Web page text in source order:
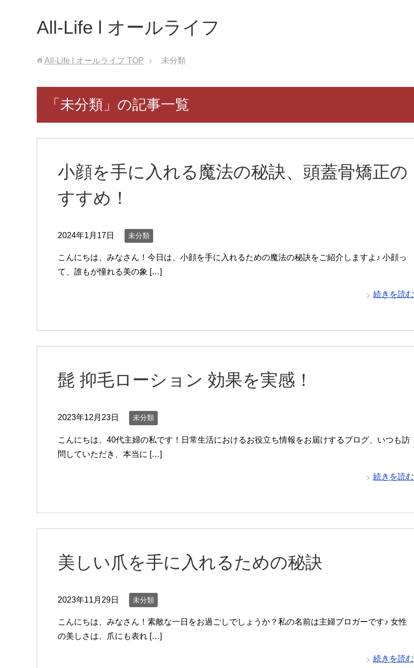
All-Life l オールライフ
All-Life l オールライフ TOP 未分類
「未分類」の記事一覧
小顔を手に入れる魔法の秘訣、頭蓋骨矯正の
すすめ！
2024年1月17日 未分類
こんにちは、みなさん！今日は、小顔を手に入れるための魔法の秘訣をご紹介しますよ♪ 小顔っ
て、誰もが憧れる美の象 […]
続きを読む
髭 抑毛ローション 効果を実感！
2023年12月23日 未分類
こんにちは、40代主婦の私です！日常生活におけるお役立ち情報をお届けするブログ、いつも訪
問していただき、本当に […]
続きを読む
美しい爪を手に入れるための秘訣
2023年11月29日 未分類
こんにちは、みなさん！素敵な一日をお過ごしでしょうか？私の名前は主婦ブロガーです♪ 女性
の美しさは、爪にも表れ […]
続きを読む